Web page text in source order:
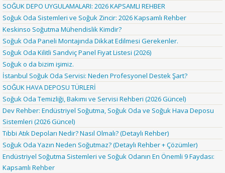
SOĞUK DEPO UYGULAMALARI: 2026 KAPSAMLI REHBER
Soğuk Oda Sistemleri ve Soğuk Zincir: 2026 Kapsamlı Rehber
Keskinso Soğutma Mühendislik Kimdir?
Soğuk Oda Paneli Montajında Dikkat Edilmesi Gerekenler.
Soğuk Oda Kilitli Sandviç Panel Fiyat Listesi (2026)
Soğuk o da bizim işimiz.
İstanbul Soğuk Oda Servisi: Neden Profesyonel Destek Şart?
SOĞUK HAVA DEPOSU TÜRLERİ
Soğuk Oda Temizliği, Bakımı ve Servisi Rehberi (2026 Güncel)
Dev Rehber: Endüstriyel Soğutma, Soğuk Oda ve Soğuk Hava Deposu
Sistemleri (2026 Güncel)
Tıbbi Atık Depoları Nedir? Nasıl Olmalı? (Detaylı Rehber)
Soğuk Oda Yazın Neden Soğutmaz? (Detaylı Rehber + Çözümler)
Endüstriyel Soğutma Sistemleri ve Soğuk Odanın En Önemli 9 Faydası:
Kapsamlı Rehber